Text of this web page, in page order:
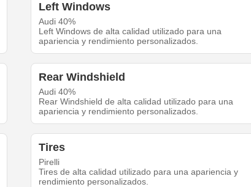
Left Windows
Audi 40%
Left Windows de alta calidad utilizado para una
apariencia y rendimiento personalizados.
Rear Windshield
Audi 40%
Rear Windshield de alta calidad utilizado para una
apariencia y rendimiento personalizados.
Tires
Pirelli
Tires de alta calidad utilizado para una apariencia y
rendimiento personalizados.